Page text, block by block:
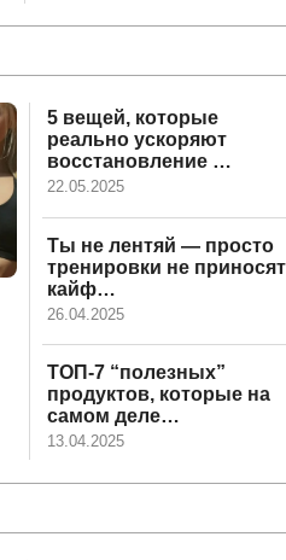
5 вещей, которые
реально ускоряют
восстановление …
22.05.2025
Ты не лентяй — просто
тренировки не приносят
кайф…
26.04.2025
ТОП-7 “полезных”
продуктов, которые на
самом деле…
13.04.2025